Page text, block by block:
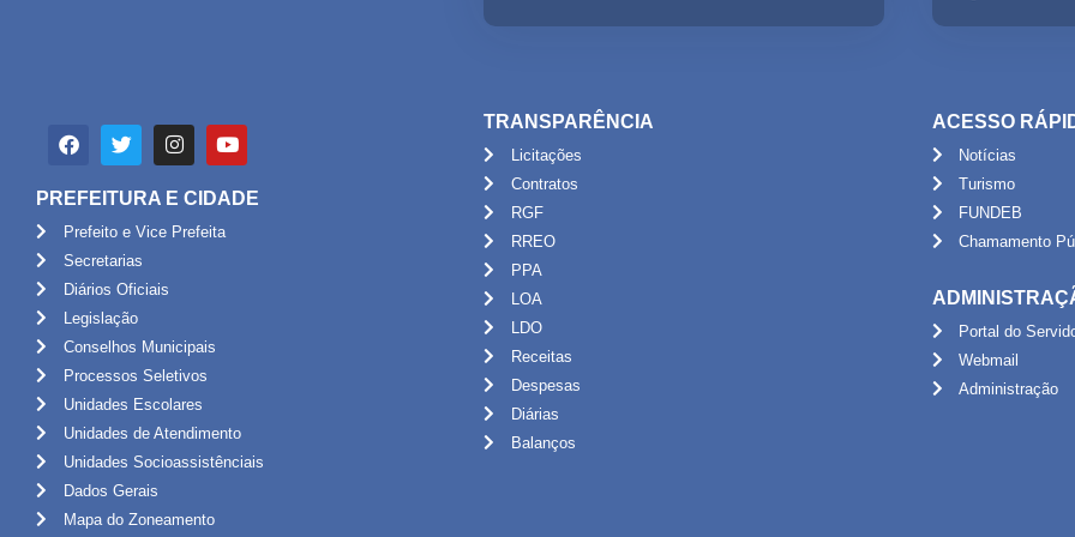
PREFEITURA E CIDADE
Prefeito e Vice Prefeita
Secretarias
Diários Oficiais
Legislação
Conselhos Municipais
Processos Seletivos
Unidades Escolares
Unidades de Atendimento
Unidades Socioassistênciais
Dados Gerais
Mapa do Zoneamento
TRANSPARÊNCIA
Licitações
Contratos
RGF
RREO
PPA
LOA
LDO
Receitas
Despesas
Diárias
Balanços
ACESSO
Notícias
Turismo
FUNDEB
Chamamento
Portal do
Webmail
Administração